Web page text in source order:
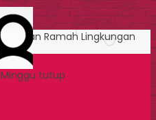
Ramah Lingkungan
tutup